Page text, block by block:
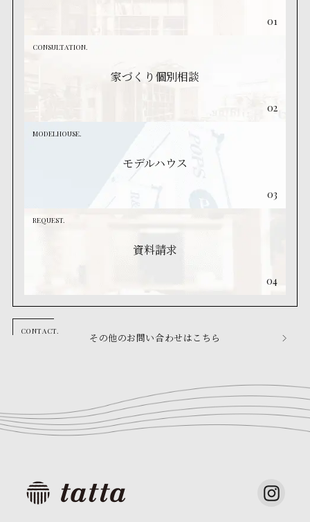
01
CONSULTATION.
家づくり個別相談
02
MODELHOUSE.
モデルハウス
03
REQUEST.
資料請求
04
その他のお問い合わせはこちら